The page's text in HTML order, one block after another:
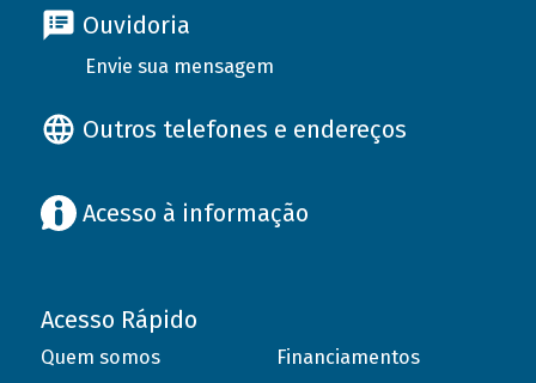
Ouvidoria
Envie sua mensagem
Outros telefones e endereços
Acesso à informação
Acesso Rápido
Quem somos
Financiamentos